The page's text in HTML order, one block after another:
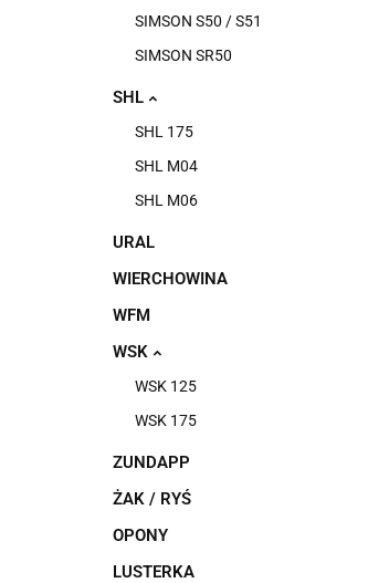
SIMSON S50 / S51
SIMSON SR50
SHL
SHL 175
SHL M04
SHL M06
URAL
WIERCHOWINA
WFM
WSK
WSK 125
WSK 175
ZUNDAPP
ŻAK / RYŚ
OPONY
LUSTERKA